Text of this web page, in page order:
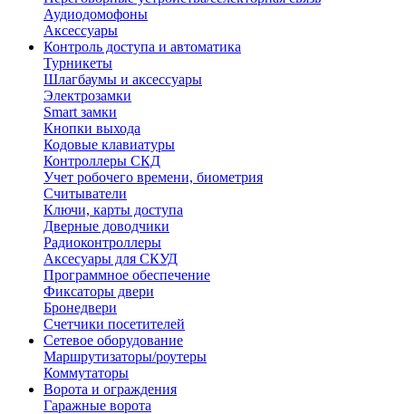
Аудиодомофоны
Аксессуары
Контроль доступа и автоматика
Турникеты
Шлагбаумы и аксессуары
Электрозамки
Smart замки
Кнопки выхода
Кодовые клавиатуры
Контроллеры СКД
Учет робочего времени, биометрия
Считыватели
Ключи, карты доступа
Дверные доводчики
Радиоконтроллеры
Аксесуары для СКУД
Программное обеспечение
Фиксаторы двери
Бронедвери
Счетчики посетителей
Сетевое оборудование
Маршрутизаторы/роутеры
Коммутаторы
Ворота и ограждения
Гаражные ворота